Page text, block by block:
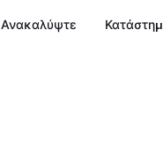
Ανακαλύψτε